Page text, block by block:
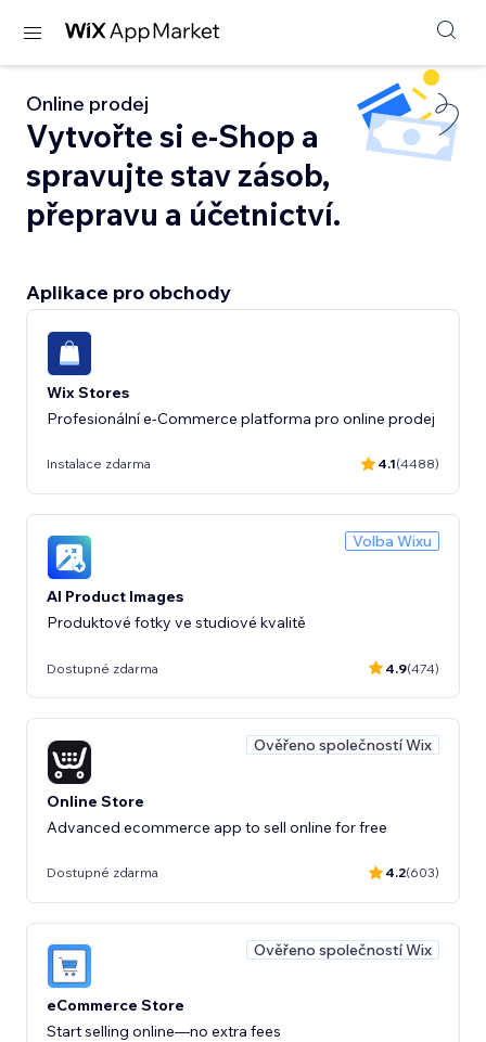
Online prodej
Vytvořte si e‑Shop a
spravujte stav zásob,
přepravu a účetnictví.
Aplikace pro obchody
Wix Stores
Profesionální e‑Commerce platforma pro online prodej
Instalace zdarma 4.1(4488)
Volba Wixu
AI Product Images
Produktové fotky ve studiové kvalitě
Dostupné zdarma 4.9(474)
Ověřeno společností Wix
Online Store
Advanced ecommerce app to sell online for free
Dostupné zdarma 4.2(603)
Ověřeno společností Wix
eCommerce Store
Start selling online—no extra fees